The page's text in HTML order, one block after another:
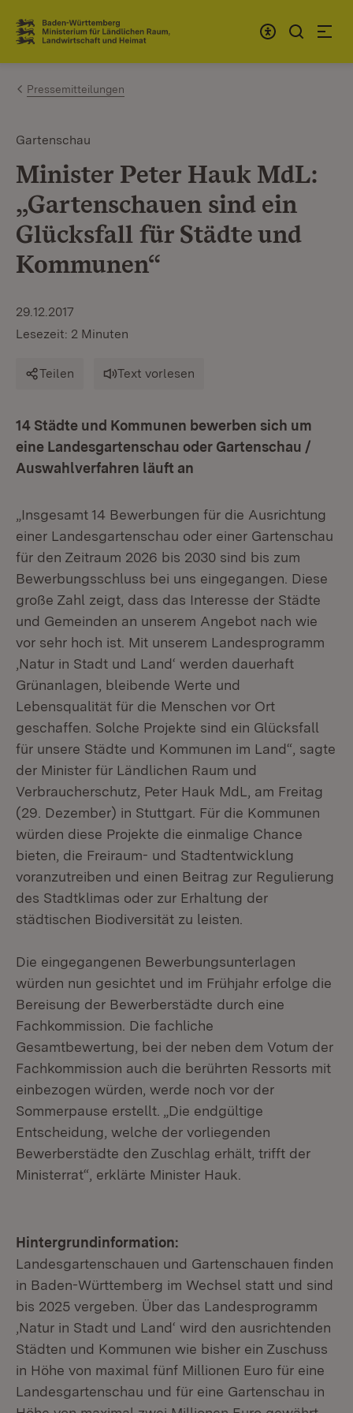
Zum Inhalt springen
Link zur Startseite
Pressemitteilungen
Gartenschau
Minister Peter Hauk MdL:
„Gartenschauen sind ein
Glücksfall für Städte und
Kommunen“
29.12.2017
Lesezeit: 2 Minuten
Teilen Text vorlesen
14 Städte und Kommunen bewerben sich um
eine Landesgartenschau oder Gartenschau /
Auswahlverfahren läuft an
„Insgesamt 14 Bewerbungen für die Ausrichtung
einer Landesgartenschau oder einer Gartenschau
für den Zeitraum 2026 bis 2030 sind bis zum
Bewerbungsschluss bei uns eingegangen. Diese
große Zahl zeigt, dass das Interesse der Städte
und Gemeinden an unserem Angebot nach wie
vor sehr hoch ist. Mit unserem Landesprogramm
‚Natur in Stadt und Land‘ werden dauerhaft
Grünanlagen, bleibende Werte und
Lebensqualität für die Menschen vor Ort
geschaffen. Solche Projekte sind ein Glücksfall
für unsere Städte und Kommunen im Land“, sagte
der Minister für Ländlichen Raum und
Verbraucherschutz, Peter Hauk MdL, am Freitag
(29. Dezember) in Stuttgart. Für die Kommunen
würden diese Projekte die einmalige Chance
bieten, die Freiraum- und Stadtentwicklung
voranzutreiben und einen Beitrag zur Regulierung
des Stadtklimas oder zur Erhaltung der
städtischen Biodiversität zu leisten.
Die eingegangenen Bewerbungsunterlagen
würden nun gesichtet und im Frühjahr erfolge die
Bereisung der Bewerberstädte durch eine
Fachkommission. Die fachliche
Gesamtbewertung, bei der neben dem Votum der
Fachkommission auch die berührten Ressorts mit
einbezogen würden, werde noch vor der
Sommerpause erstellt. „Die endgültige
Entscheidung, welche der vorliegenden
Bewerberstädte den Zuschlag erhält, trifft der
Ministerrat“, erklärte Minister Hauk.
Hintergrundinformation:
Landesgartenschauen und Gartenschauen finden
in Baden-Württemberg im Wechsel statt und sind
bis 2025 vergeben. Über das Landesprogramm
‚Natur in Stadt und Land‘ wird den ausrichtenden
Städten und Kommunen wie bisher ein Zuschuss
in Höhe von maximal fünf Millionen Euro für eine
Landesgartenschau und für eine Gartenschau in